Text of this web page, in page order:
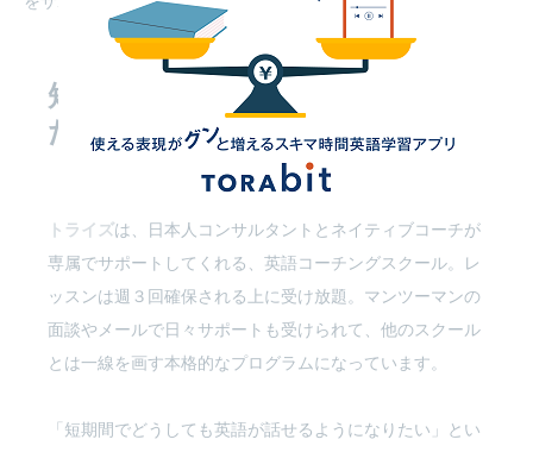
短期で英語を話せるようになり
たい方に おすすめのスクールは
「トライズ」
トライズは、日本人コンサルタントとネイティブコーチが
専属でサポートしてくれる、英語コーチングスクール。レ
ッスンは週３回確保される上に受け放題。マンツーマンの
面談やメールで日々サポートも受けられて、他のスクール
とは一線を画す本格的なプログラムになっています。
「短期間でどうしても英語が話せるようになりたい」とい